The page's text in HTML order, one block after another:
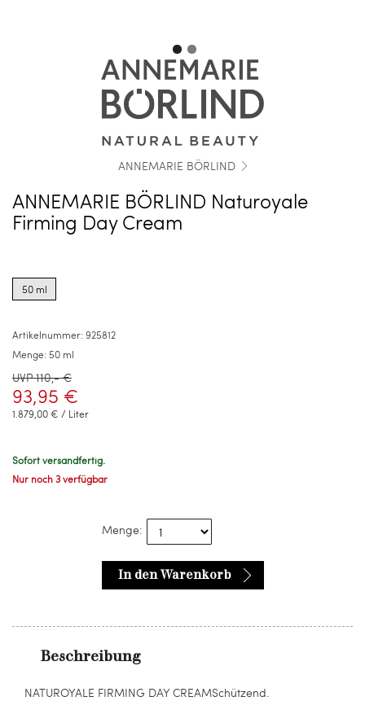
ANNEMARIE BÖRLIND
ANNEMARIE BÖRLIND Naturoyale
Firming Day Cream
options
for50 ml
Artikelnummer: 925812
Menge: 50 ml
UVP 110,- €
93,95 €
1.879,00 € / Liter
Sofort versandfertig.
Nur noch 3 verfügbar
Menge:
In den Warenkorb
Beschreibung
NATUROYALE FIRMING DAY CREAMSchützend.